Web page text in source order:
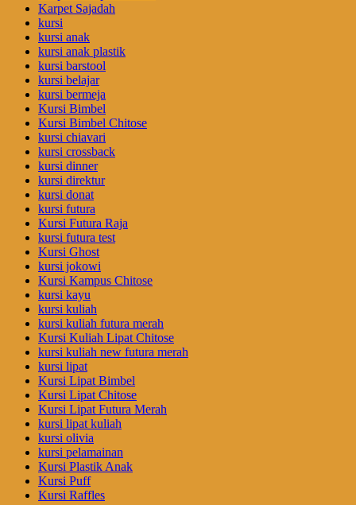
Karpet Sajadah
kursi
kursi anak
kursi anak plastik
kursi barstool
kursi belajar
kursi bermeja
Kursi Bimbel
Kursi Bimbel Chitose
kursi chiavari
kursi crossback
kursi dinner
kursi direktur
kursi donat
kursi futura
Kursi Futura Raja
kursi futura test
Kursi Ghost
kursi jokowi
Kursi Kampus Chitose
kursi kayu
kursi kuliah
kursi kuliah futura merah
Kursi Kuliah Lipat Chitose
kursi kuliah new futura merah
kursi lipat
Kursi Lipat Bimbel
Kursi Lipat Chitose
Kursi Lipat Futura Merah
kursi lipat kuliah
kursi olivia
kursi pelamainan
Kursi Plastik Anak
Kursi Puff
Kursi Raffles